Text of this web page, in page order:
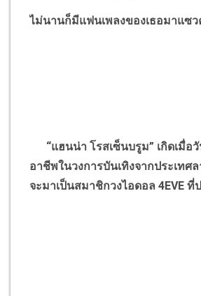
ไม่นานก็มีแฟนเพลงของเธอมาแซ
“แฮนน่า โรสเซ็นบรูม” เกิดเมื่อ
อาชีพในวงการบันเทิงจากประเทศ
จะมาเป็นสมาชิกวงไอดอล4EVEที่